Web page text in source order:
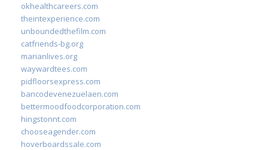
okhealthcareers.com
theintexperience.com
unboundedthefilm.com
catfriends-bg.org
marianlives.org
waywardtees.com
pidfloorsexpress.com
bancodevenezuelaen.com
bettermoodfoodcorporation.com
hingstonnt.com
chooseagender.com
hoverboardssale.com